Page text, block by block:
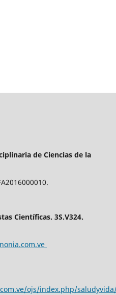
de Ciencias de la
Científicas. 3S.V324.
ojs/index.php/